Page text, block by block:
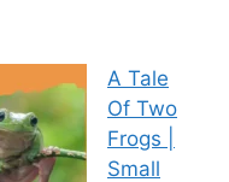
A Tale
Of Two
Frogs |
Small